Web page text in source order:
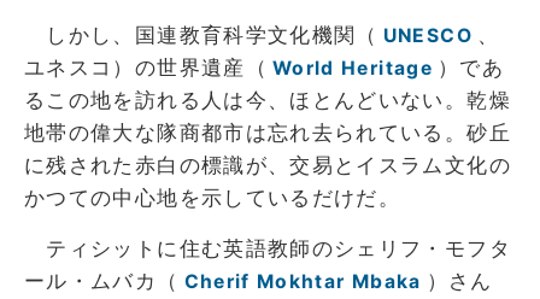
しかし、国連教育科学文化機関（ UNESCO 、
ユネスコ）の世界遺産（ World Heritage ）であ
るこの地を訪れる人は今、ほとんどいない。乾燥
地帯の偉大な隊商都市は忘れ去られている。砂丘
に残された赤白の標識が、交易とイスラム文化の
かつての中心地を示しているだけだ。
ティシットに住む英語教師のシェリフ・モフタ
ール・ムバカ（ Cherif Mokhtar Mbaka ）さん